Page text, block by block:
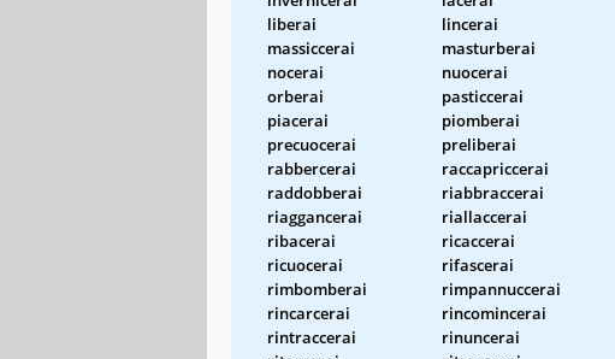
liberai
lincerai
massiccerai
masturberai
nocerai
nuocerai
orberai
pasticcerai
piacerai
piomberai
precuocerai
preliberai
rabbercerai
raccapriccerai
raddobberai
riabbraccerai
riaggancerai
riallaccerai
ribacerai
ricaccerai
ricuocerai
rifascerai
rimbomberai
rimpannuccerai
rincarcerai
rincomincerai
rintraccerai
rinuncerai